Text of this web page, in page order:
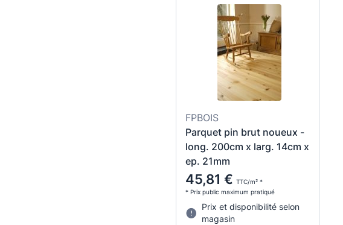
FPBOIS
Parquet pin brut noueux -
long. 200cm x larg. 14cm x
ep. 21mm
45,81 € TTC/m² *
* Prix public maximum pratiqué
Prix et disponibilité selon
magasin